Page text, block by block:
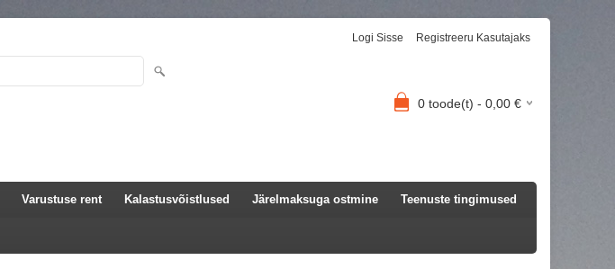
Logi Sisse Registreeru Kasutajaks
0 toode(t) - 0,00 €
Varustuse rent Kalastusvõistlused Järelmaksuga ostmine Teenuste tingimused